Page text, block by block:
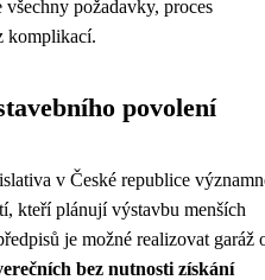
požadavky, proces
komplikací.
povolení
v České republice
kteří plánují výstavbu menších
je možné realizovat garáž
bez nutnosti získání